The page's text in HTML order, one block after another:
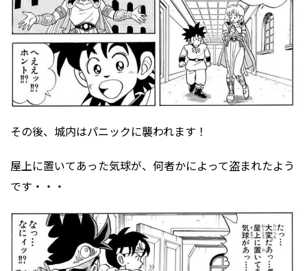
その後、城内はパニックに襲われます！
屋上に置いてあった気球が、何者かによって盗まれたよう
です・・・